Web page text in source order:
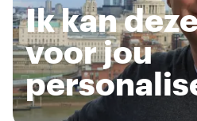
Ik kan
voor jou